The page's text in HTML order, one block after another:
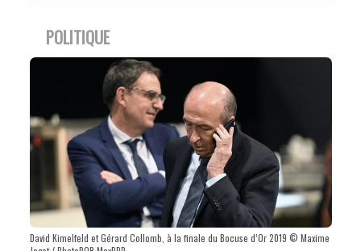
POLITIQUE
David Kimelfeld et Gérard Collomb, à la finale du Bocuse d’Or 2019 © Maxime